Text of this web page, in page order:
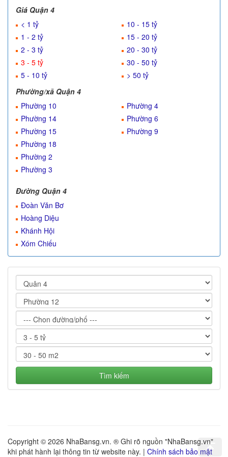
Giá Quận 4
< 1 tỷ
1 - 2 tỷ
2 - 3 tỷ
3 - 5 tỷ
5 - 10 tỷ
10 - 15 tỷ
15 - 20 tỷ
20 - 30 tỷ
30 - 50 tỷ
> 50 tỷ
Phường/xã Quận 4
Phường 10
Phường 14
Phường 15
Phường 18
Phường 2
Phường 3
Phường 4
Phường 6
Phường 9
Đường Quận 4
Đoàn Văn Bơ
Hoàng Diệu
Khánh Hội
Xóm Chiếu
Tìm kiếm
Copyright © 2026 NhaBansg.vn. ® Ghi rõ nguồn "NhaBansg.vn"
khi phát hành lại thông tin từ website này. | Chính sách bảo mật